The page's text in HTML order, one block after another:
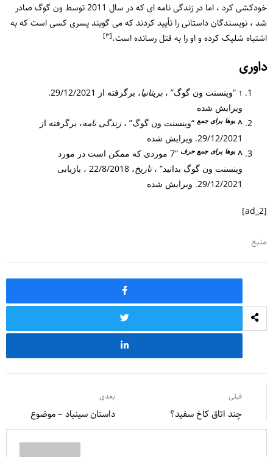
خودکشی کرد ، اما در زندگی نامه ای که در سال 2011 توسط ون گوگ صادر
شد ، نویسندگان داستانی را تأیید کردند که می گویند پسری کسی است که به
اشتباه شلیک کرده و او را به قتل رسانده است.[٣]
داوری
↑ “وینسنت ون گوگ” ، بریتانیا
، برگرفته از 29/12/2021.
ویرایش شده
^ بوها برای جمع “وینسنت ون گوگ” ، زندگی نامه، برگرفته از
29/12/2021. ویرایش شده
^ بوها برای جمع حرف
“7 موردی که ممکن است در مورد
وینسنت ون گوگ بدانید” ،تاریخ
، 22/8/2018 ، بازیابی
29/12/2021. ویرایش شده
[ad_2]
منبع
قبلی
چند اتاق کاخ سفید؟
بعدی
داستان سینباد – موضوع